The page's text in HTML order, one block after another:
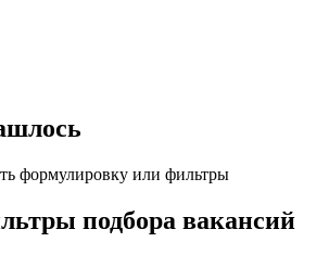
формулировку или фильтры
подбора вакансий